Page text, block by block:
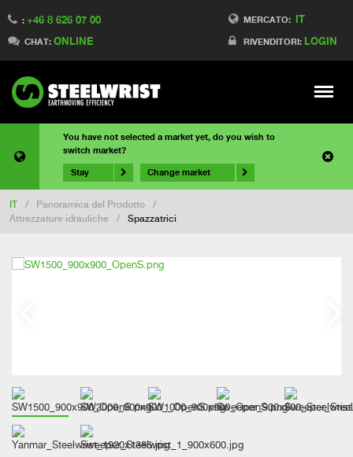
MERCATO: IT
RIVENDITORI: LOGIN
: +46 8 626 07 00
CHAT: ONLINE
Meny
You have not selected a market yet, do you wish to
switch market?
Stay Change market
IT / Panoramica del Prodotto
/
Attrezzature idrauliche
/ Spazzatrici